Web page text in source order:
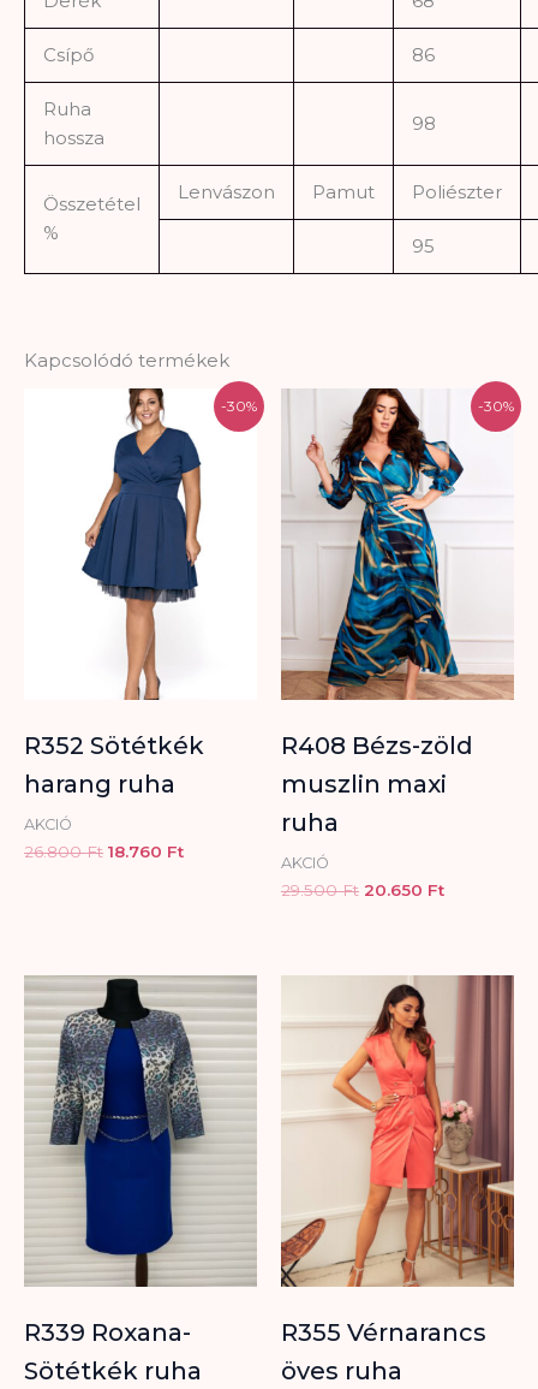
Csípő 86
Ruha
hossza
98
Összetétel
%
Lenvászon Pamut Poliészter
95
Kapcsolódó termékek
-30%
R352 Sötétkék
harang ruha
AKCIÓ
26.800Ft
Original
price
was:
26.800 Ft.
18.760 Ft
Current
price
is:
18.760 Ft.
-30%
R408 Bézs-zöld
muszlin maxi
ruha
AKCIÓ
29.500Ft
Original
price
was:
29.500 Ft.
20.650 Ft
Current
price
is:
20.650 Ft.
R339 Roxana-
Sötétkék ruha
R355 Vérnarancs
öves ruha